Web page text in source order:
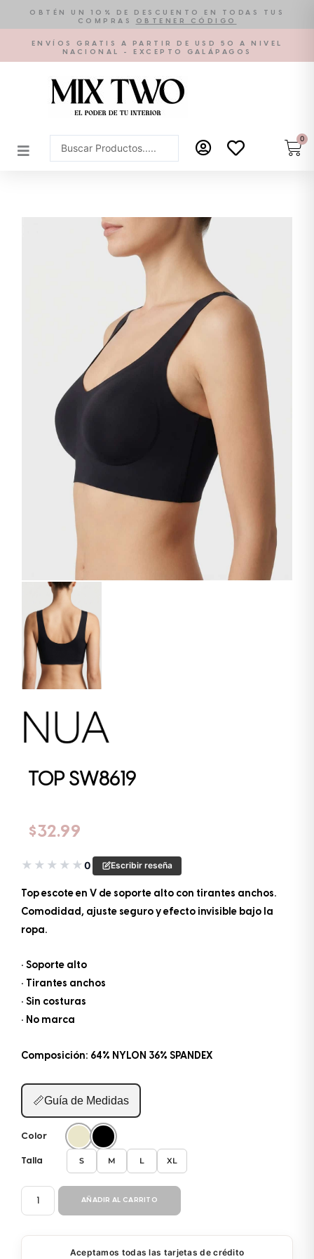
contenido
OBTÉN UN 10% DE DESCUENTO EN TODAS TUS
COMPRAS
OBTENER CÓDIGO
ENVÍOS GRATIS A PARTIR DE USD 50 A NIVEL
NACIONAL - EXCEPTO GALÁPAGOS
Search
...
0
TOP SW8619
$32.99
★ ★ ★ ★ ★0 Escribir reseña
Top escote en V de soporte alto con tirantes anchos.
Comodidad, ajuste seguro y efecto invisible bajo la
ropa.
• Soporte alto
• Tirantes anchos
• Sin costuras
• No marca
Composición: 64% NYLON 36% SPANDEX
📏Guía de Medidas
Color
Talla S M L XL
SW8619
AÑADIR AL CARRITO
Aceptamos todas las tarjetas de crédito